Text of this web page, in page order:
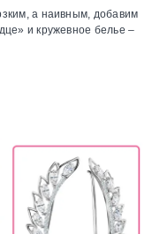
а наивным, добавим
и кружевное белье –